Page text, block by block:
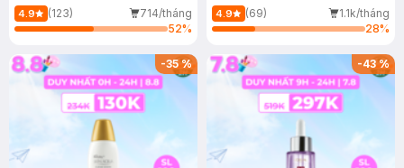
4.9 (123)
714/tháng
52%
(Mới)
4.9 (69)
1.1k/tháng
28%
-35% -43%